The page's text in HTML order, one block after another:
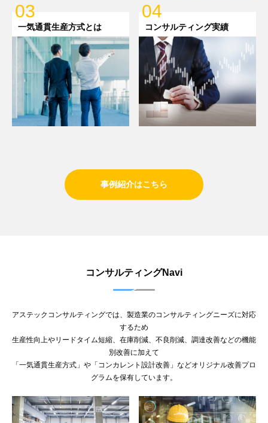
03
一気通貫生産方式とは
04
コンサルティング実績
事例紹介はこちら
コンサルティングNavi
アステックコンサルティングでは、製造業のコンサルティングニーズに対応
するため
生産性向上やリードタイム短縮、在庫削減、不良削減、調達改善などの機能
別改善に加えて
「一気通貫生産方式」や「コンカレント設計改善」などオリジナル改善プロ
グラムを保有しています。